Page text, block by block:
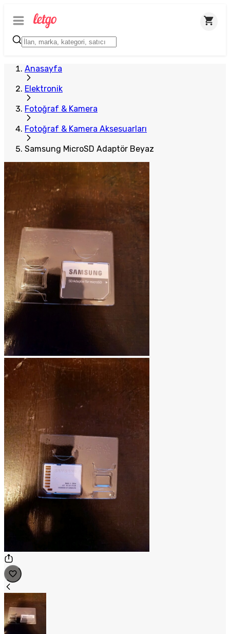
Anasayfa
Elektronik
Fotoğraf & Kamera
Fotoğraf & Kamera Aksesuarları
Samsung MicroSD Adaptör Beyaz